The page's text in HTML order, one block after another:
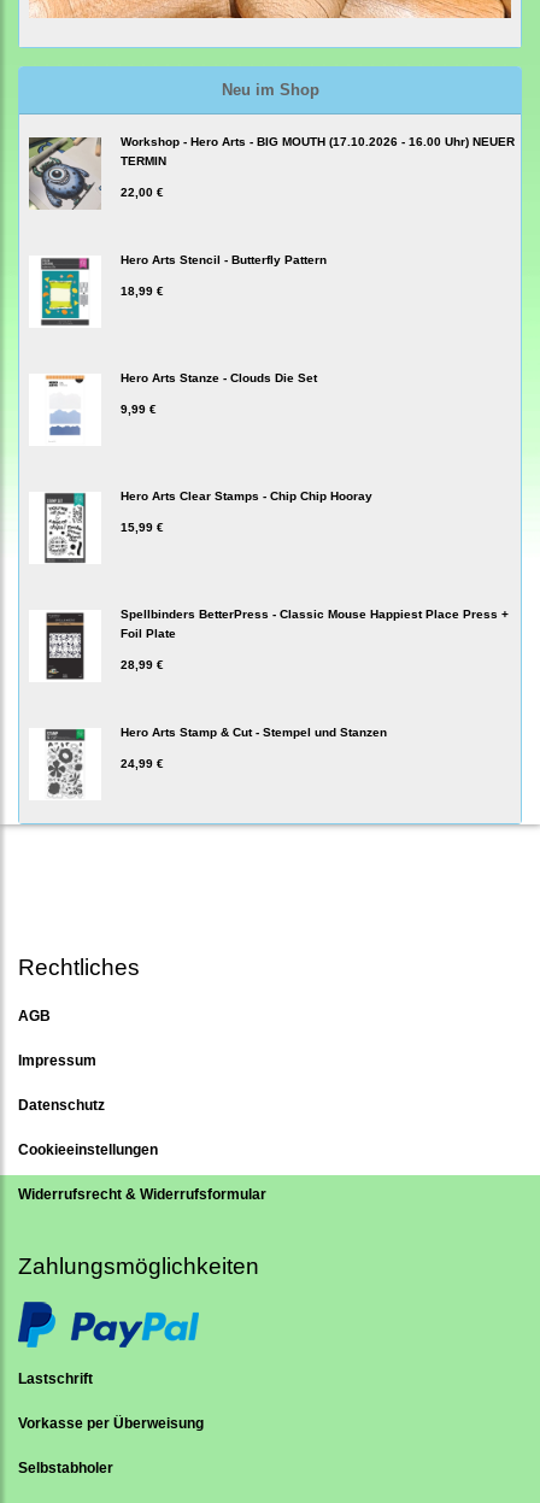
Neu im Shop
Workshop - Hero Arts - BIG MOUTH (17.10.2026 - 16.00 Uhr) NEUER
TERMIN
22,00 €
Hero Arts Stencil - Butterfly Pattern
18,99 €
Hero Arts Stanze - Clouds Die Set
9,99 €
Hero Arts Clear Stamps - Chip Chip Hooray
15,99 €
Spellbinders BetterPress - Classic Mouse Happiest Place Press +
Foil Plate
28,99 €
Hero Arts Stamp & Cut - Stempel und Stanzen
24,99 €
Rechtliches
AGB
Impressum
Datenschutz
Cookieeinstellungen
Widerrufsrecht & Widerrufsformular
Zahlungsmöglichkeiten
Lastschrift
Vorkasse per Überweisung
Selbstabholer